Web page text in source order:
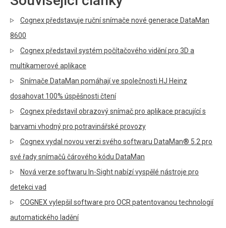
Cognex představuje ruční snímače nové generace DataMan
8600
Cognex představil systém počítačového vidění pro 3D a
multikamerové aplikace
Snímače DataMan pomáhají ve společnosti HJ Heinz
dosahovat 100% úspěšnosti čtení
Cognex představil obrazový snímač pro aplikace pracující s
barvami vhodný pro potravinářské provozy
Cognex vydal novou verzi svého softwaru DataMan® 5.2 pro
své řady snímačů čárového kódu DataMan
Nová verze softwaru In-Sight nabízí vyspělé nástroje pro
detekci vad
COGNEX vylepšil software pro OCR patentovanou technologií
automatického ladění